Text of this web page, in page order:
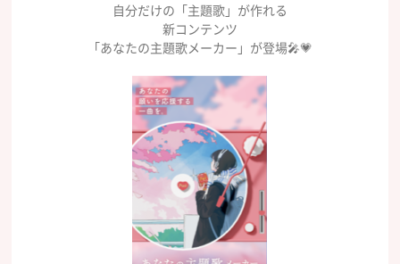
自分だけの「主題歌」が作れる
新コンテンツ
「あなたの主題歌メーカー」が登場🎤💗